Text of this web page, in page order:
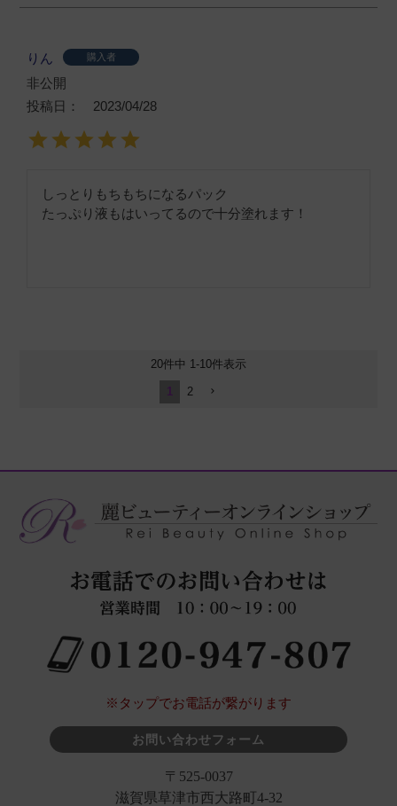
りん 購入者
非公開
投稿日
2023/04/28
しっとりもちもちになるパック
たっぷり液もはいってるので十分塗れます！
20件中 1-10件表示
1 2
※タップでお電話が繋がります
お問い合わせフォーム
〒525-0037
滋賀県草津市西大路町4-32